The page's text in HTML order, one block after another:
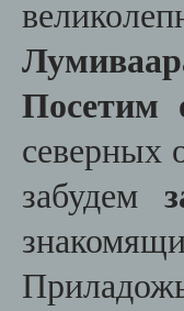
Посетим
северных
забудем